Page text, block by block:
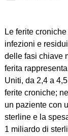
Le ferite
infezioni e
delle fasi chiave
ferita
Uniti, da 2,4 a
ferite croniche;
un paziente con
sterline e la
1 miliardo di